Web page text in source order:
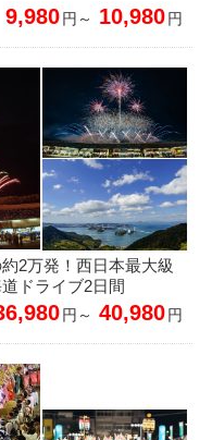
9,980円～ 10,980円
2万発！西日本最大級
ドライブ2日間
円～ 40,980円